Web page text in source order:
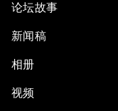
论坛故事
新闻稿
相册
视频